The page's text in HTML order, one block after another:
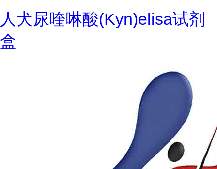
人犬尿喹啉酸(Kyn)elisa试剂
盒